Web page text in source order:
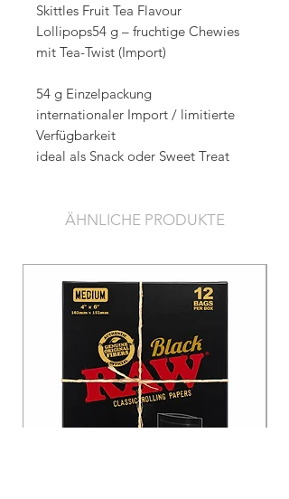
Skittles Fruit Tea Flavour
Lollipops54 g – fruchtige Chewies
mit Tea-Twist (Import)
54 g Einzelpackung
internationaler Import / limitierte
Verfügbarkeit
ideal als Snack oder Sweet Treat
ÄHNLICHE PRODUKTE